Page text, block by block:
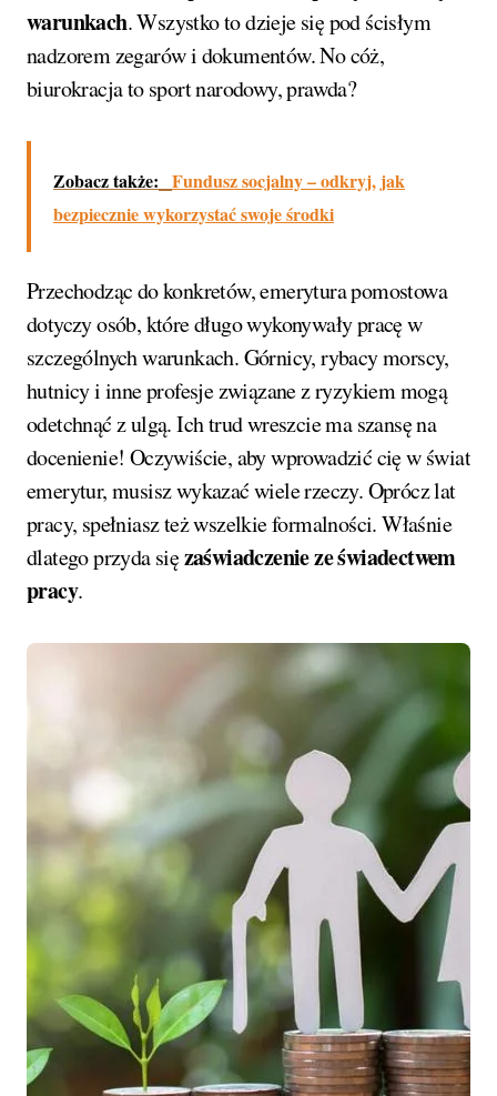
warunkach. Wszystko to dzieje się pod ścisłym
nadzorem zegarów i dokumentów. No cóż,
biurokracja to sport narodowy, prawda?
Zobacz także: Fundusz socjalny – odkryj, jak
bezpiecznie wykorzystać swoje środki
Przechodząc do konkretów, emerytura pomostowa
dotyczy osób, które długo wykonywały pracę w
szczególnych warunkach. Górnicy, rybacy morscy,
hutnicy i inne profesje związane z ryzykiem mogą
odetchnąć z ulgą. Ich trud wreszcie ma szansę na
docenienie! Oczywiście, aby wprowadzić cię w świat
emerytur, musisz wykazać wiele rzeczy. Oprócz lat
pracy, spełniasz też wszelkie formalności. Właśnie
dlatego przyda sięzaświadczenie ze świadectwem
pracy.